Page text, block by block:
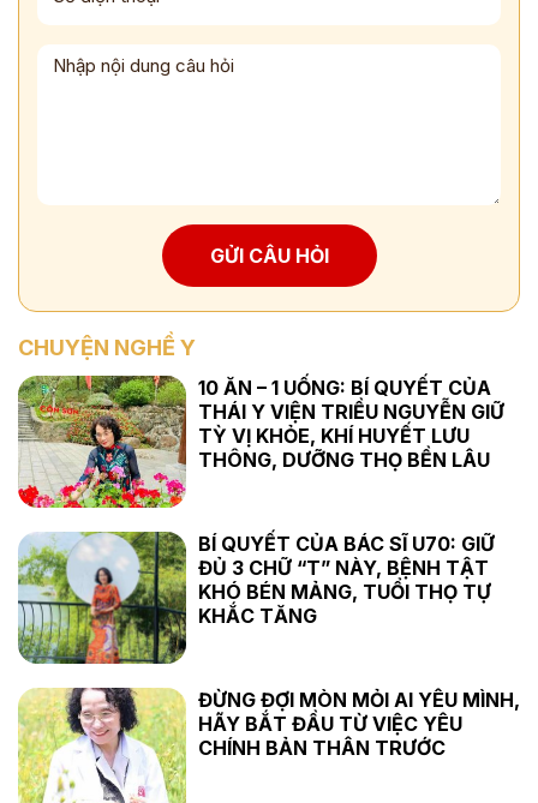
GỬI CÂU HỎI
CHUYỆN NGHỀ Y
10 ĂN – 1 UỐNG: BÍ QUYẾT CỦA
THÁI Y VIỆN TRIỀU NGUYỄN GIỮ
TỲ VỊ KHỎE, KHÍ HUYẾT LƯU
THÔNG, DƯỠNG THỌ BỀN LÂU
BÍ QUYẾT CỦA BÁC SĨ U70: GIỮ
ĐỦ 3 CHỮ “T” NÀY, BỆNH TẬT
KHÓ BÉN MẢNG, TUỔI THỌ TỰ
KHẮC TĂNG
ĐỪNG ĐỢI MÒN MỎI AI YÊU MÌNH,
HÃY BẮT ĐẦU TỪ VIỆC YÊU
CHÍNH BẢN THÂN TRƯỚC